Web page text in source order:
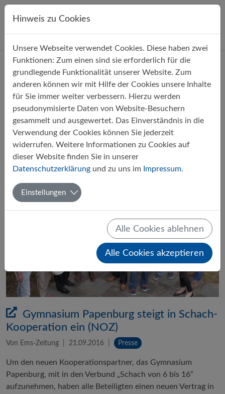
Direkt zur Hauptnavigation springen
Direkt zum Inhalt springen
StartseiteÜber uns Aktuelles
Filter
Monate
1
Gymnasium Papenburg steigt in Schach-
Kooperation ein (NOZ)
Von Ems-Zeitung 21.09.2016 Presse
Um den neuen Kooperationspartner, das Gymnasium
Papenburg, mit in den Verbund „Schach von 6 bis 16“
aufzunehmen, haben alle Beteiligten einen neuen Vertrag in
Hinweis zu Cookies
Unsere Webseite verwendet Cookies. Diese haben zwei
Funktionen: Zum einen sind sie erforderlich für die
grundlegende Funktionalität unserer Website. Zum
anderen können wir mit Hilfe der Cookies unsere Inhalte
für Sie immer weiter verbessern. Hierzu werden
pseudonymisierte Daten von Website-Besuchern
gesammelt und ausgewertet. Das Einverständnis in die
Verwendung der Cookies können Sie jederzeit
widerrufen. Weitere Informationen zu Cookies auf
dieser Website finden Sie in unserer
Datenschutzerklärung und zu uns im Impressum.
Einstellungen
Alle Cookies ablehnen
Alle Cookies akzeptieren